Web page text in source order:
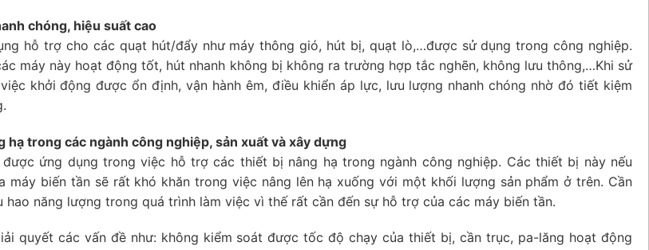
chóng, hiệu suất cao
hỗ trợ cho các quạt hút/đẩy như máy thông gió, hút bị, quạt lò,…được sử dụng trong công nghiệp.
máy này hoạt động tốt, hút nhanh không bị không ra trường hợp tắc nghẽn, không lưu thông,…Khi sử
khởi động được ổn định, vận hành êm, điều khiển áp lực, lưu lượng nhanh chóng nhờ đó tiết kiệm
hạ trong các ngành công nghiệp, sản xuất và xây dựng
ứng dụng trong việc hỗ trợ các thiết bị nâng hạ trong ngành công nghiệp. Các thiết bị này nếu
máy biến tần sẽ rất khó khăn trong việc nâng lên hạ xuống với một khối lượng sản phẩm ở trên. Cần
hao năng lượng trong quá trình làm việc vì thế rất cần đến sự hỗ trợ của các máy biến tần.
quyết các vấn đề như: không kiểm soát được tốc độ chạy của thiết bị, cần trục, pa-lăng hoạt động